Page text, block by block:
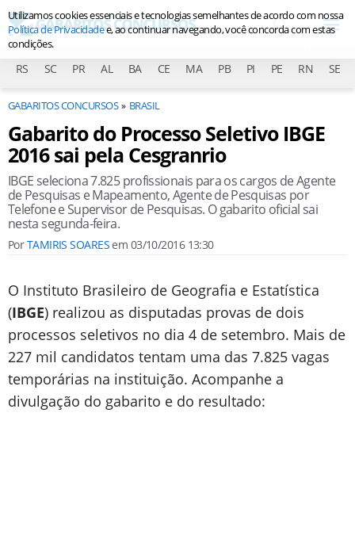
RS SC PR AL BA CE MA PB PI PE RN SE
GABARITOS CONCURSOS BRASIL
Gabarito do Processo Seletivo IBGE
2016 sai pela Cesgranrio
IBGE seleciona 7.825 profissionais para os cargos de Agente
de Pesquisas e Mapeamento, Agente de Pesquisas por
Telefone e Supervisor de Pesquisas. O gabarito oficial sai
nesta segunda-feira.
PorTAMIRIS SOARESem 03/10/2016 13:30
O Instituto Brasileiro de Geografia e Estatística
(IBGE) realizou as disputadas provas de dois
processos seletivos no dia 4 de setembro. Mais de
227 mil candidatos tentam uma das 7.825 vagas
temporárias na instituição. Acompanhe a
divulgação do gabarito e do resultado:
Utilizamos cookies essenciais e tecnologias semelhantes de acordo com nossa
Política de Privacidadee, ao continuar navegando, você concorda com estas
condições.